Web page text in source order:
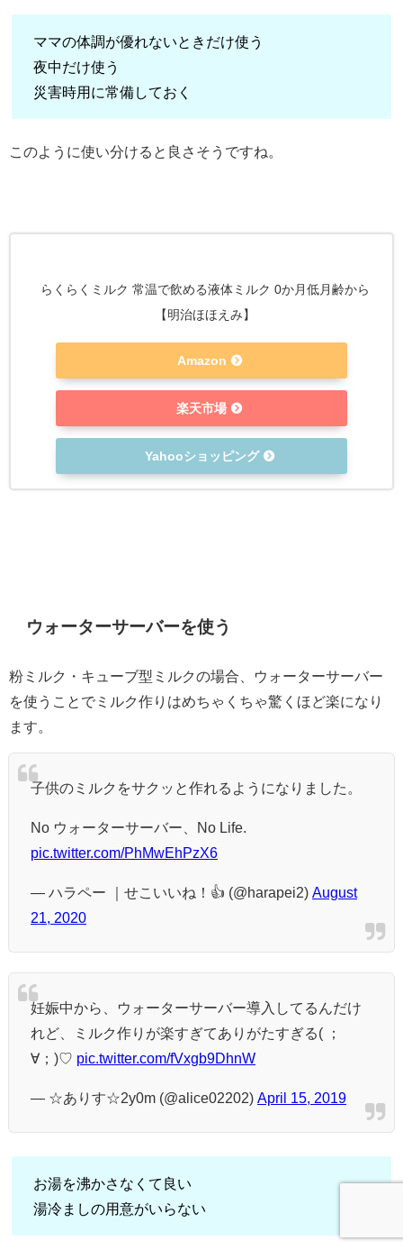
ママの体調が優れないときだけ使う
夜中だけ使う
災害時用に常備しておく
このように使い分けると良さそうですね。
らくらくミルク 常温で飲める液体ミルク 0か月低月齢から
【明治ほほえみ】
Amazon
楽天市場
Yahooショッピング
ウォーターサーバーを使う
粉ミルク・キューブ型ミルクの場合、ウォーターサーバー
を使うことでミルク作りはめちゃくちゃ驚くほど楽になり
ます。
子供のミルクをサクッと作れるようになりました。
No ウォーターサーバー、No Life.
pic.twitter.com/PhMwEhPzX6
— ハラペー ｜せこいいね！👍 (@harapei2) August
21, 2020
妊娠中から、ウォーターサーバー導入してるんだけ
れど、ミルク作りが楽すぎてありがたすぎる( ；
∀；)♡ pic.twitter.com/fVxgb9DhnW
— ☆ありす☆2y0m (@alice02202) April 15, 2019
お湯を沸かさなくて良い
湯冷ましの用意がいらない